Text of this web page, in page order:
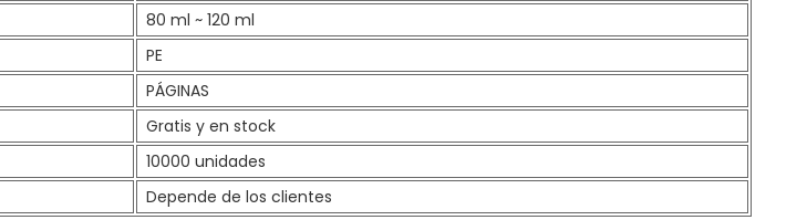
80 ml ~ 120 ml
PE
PÁGINAS
Gratis y en stock
10000 unidades
Depende de los clientes